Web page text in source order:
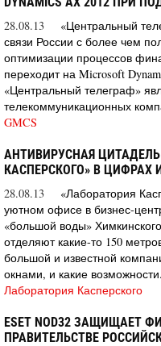
28.08.13
«Центральный
связи России с более чем
оптимизации процессов
переходит на Microsoft
«Центральный телеграф»
телекоммуникационных
GMCS
АНТИВИРУСНАЯ
КАСПЕРСКОГО» В ЦИФРАХ
28.08.13
«Лаборатория
уютном офисе в бизнес-
«большой воды»
отделяют какие-то 150
большой и известной
окнами, и какие
Лаборатория Касперского
ESET NOD32 ЗАЩИЩАЕТ
ПРАВИТЕЛЬСТВЕ